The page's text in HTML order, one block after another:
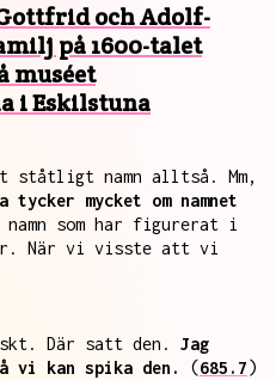
och Adolf-
på 1600-talet
muséet
i Eskilstuna
namn alltså. Mm,
tycker mycket om namnet
som har figurerat i
När vi visste att vi
Där satt den. Jag
vi kan spika den.
(685.7)